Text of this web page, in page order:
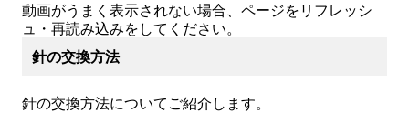
動画がうまく表示されない場合、ページをリフレッシ
ュ・再読み込みをしてください。
針の交換方法
針の交換方法についてご紹介します。